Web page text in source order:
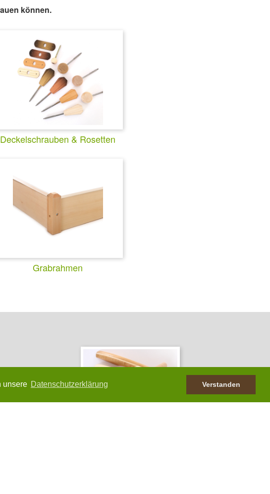
unsere Datenschutzerklärung Verstanden
können.
Deckelschrauben & Rosetten
Grabrahmen